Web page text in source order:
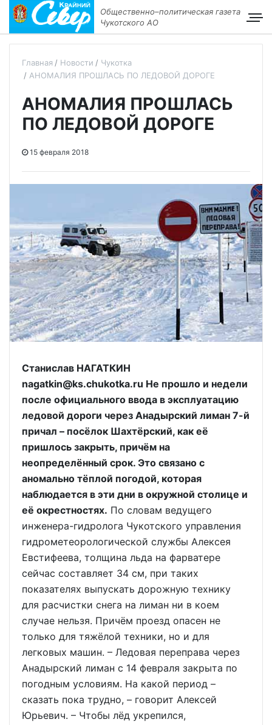
Общественно–политическая газета
Чукотского АО
Главная Новости
Чукотка
АНОМАЛИЯ ПРОШЛАСЬ ПО ЛЕДОВОЙ ДОРОГЕ
АНОМАЛИЯ ПРОШЛАСЬ
ПО ЛЕДОВОЙ ДОРОГЕ
15 февраля 2018
Станислав НАГАТКИН
nagatkin@ks.chukotka.ru Не прошло и недели
после официального ввода в эксплуатацию
ледовой дороги через Анадырский лиман 7-й
причал – посёлок Шахтёрский, как её
пришлось закрыть, причём на
неопределённый срок. Это связано с
аномально тёплой погодой, которая
наблюдается в эти дни в окружной столице и
её окрестностях. По словам ведущего
инженера-гидролога Чукотского управления
гидрометеорологической службы Алексея
Евстифеева, толщина льда на фарватере
сейчас составляет 34 см, при таких
показателях выпускать дорожную технику
для расчистки снега на лиман ни в коем
случае нельзя. Причём проезд опасен не
только для тяжёлой техники, но и для
легковых машин. – Ледовая переправа через
Анадырский лиман с 14 февраля закрыта по
погодным условиям. На какой период –
сказать пока трудно, – говорит Алексей
Юрьевич. – Чтобы лёд укрепился,